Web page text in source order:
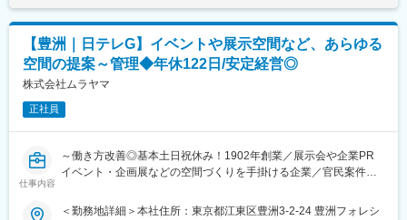
変更の範囲：会社の定める業務
・現場の品質・コスト・工程・安全・環境の項目を管理。
・案件を並行することはないので、1つの現場に集中して取り組む
ことができます。
■福利厚生
住宅手当や家族手当、独身寮など諸手当が充実しています。
また社員の働きやすさ、ワークライフバランスの実現を目指し、
リフレッシュ補助や自己能力開発補助等、各種補助金制度もござ
います。
国際スポーツ大会を始め各種スポーツイベント、国や自治体主催
【豊洲｜日テレG】イベントや展示空間など、あらゆる
空間の提案～管理◆年休122日/安定経営◎
株式会社ムラヤマ
正社員
仕事内容
～働き方改善◎基本土日祝休み！1902年創業／展示会や企業PR
イベント・企画展などの空間づくりを手掛ける企業／官民案件問
度も充実～
＜勤務地詳細＞本社住所：東京都江東区豊洲3-2-24 豊洲フォレシ